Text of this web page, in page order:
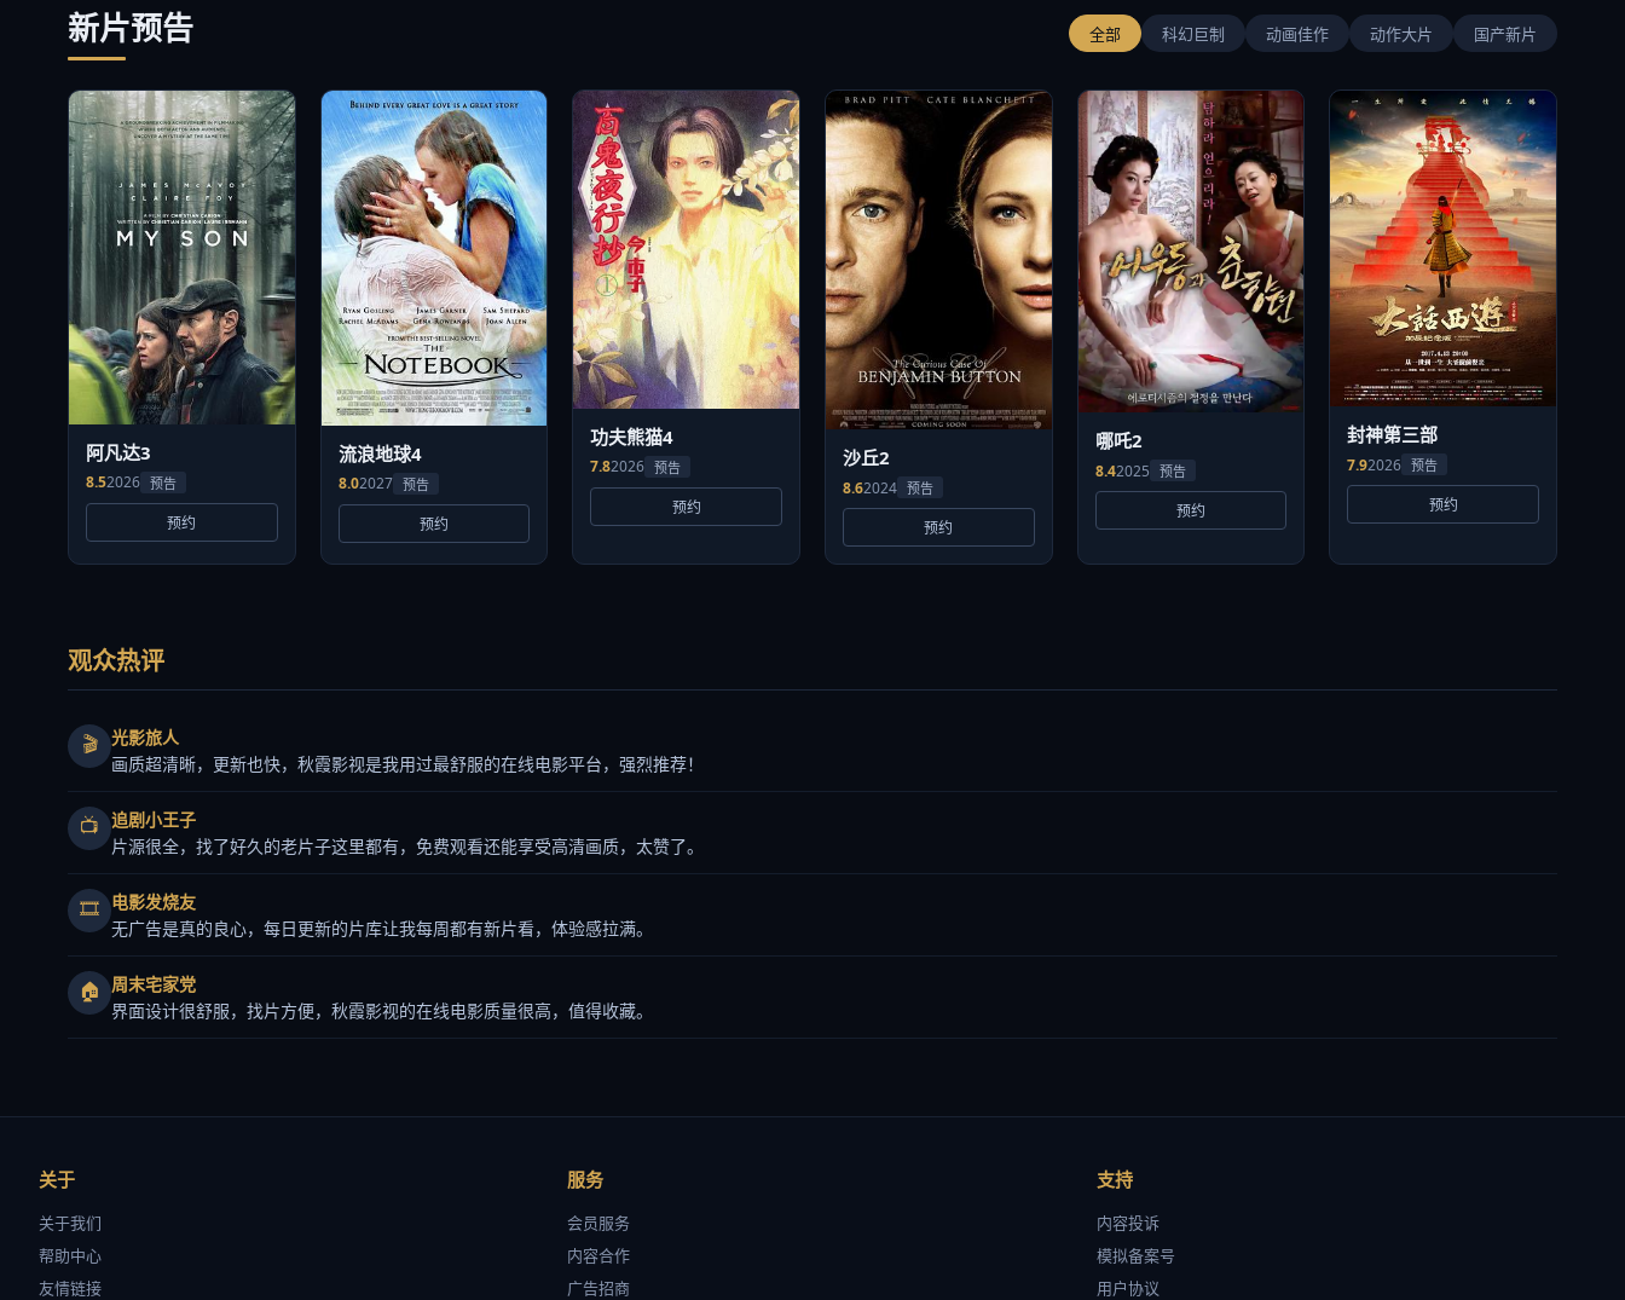
新片预告 全部 科幻巨制 动画佳作 动作大片 国产新片
阿凡达3
8.52026 预告
预约
流浪地球4
8.02027 预告
预约
功夫熊猫4
7.82026 预告
预约
沙丘2
8.62024 预告
预约
哪吒2
8.42025 预告
预约
封神第三部
7.92026 预告
预约
观众热评
🎬
光影旅人
画质超清晰，更新也快，秋霞影视是我用过最舒服的在线电影平台，强烈推荐！
📺 追剧小王子
片源很全，找了好久的老片子这里都有，免费观看还能享受高清画质，太赞了。
🎞️ 电影发烧友
无广告是真的良心，每日更新的片库让我每周都有新片看，体验感拉满。
🏠
周末宅家党
界面设计很舒服，找片方便，秋霞影视的在线电影质量很高，值得收藏。
关于
关于我们
帮助中心
友情链接
服务
会员服务
内容合作
广告招商
支持
内容投诉
模拟备案号
用户协议